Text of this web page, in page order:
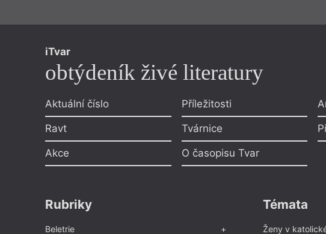
iTvar
obtýdeník živé literatury
Aktuální číslo
Ravt
Akce
Příležitosti
Tvárnice
O časopisu Tvar
Rubriky
Beletrie
Témata
Ženy v